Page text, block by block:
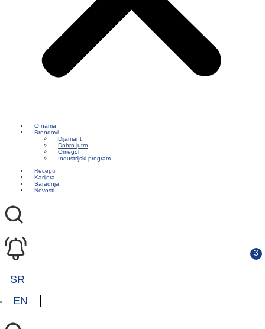
O nama
Brendovi
Dijamant
Dobro jutro
Omegol
Industrijski program
Recepti
Karijera
Saradnja
Novosti
SR
EN